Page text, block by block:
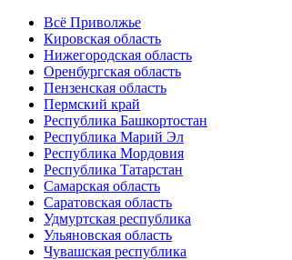
Всё Приволжье
Кировская область
Нижегородская область
Оренбургская область
Пензенская область
Пермский край
Республика Башкортостан
Республика Марий Эл
Республика Мордовия
Республика Татарстан
Самарская область
Саратовская область
Удмуртская республика
Ульяновская область
Чувашская республика